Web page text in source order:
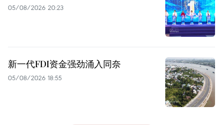
05/08/2026 20:23
新一代FDI资金强劲涌入同奈
05/08/2026 18:55